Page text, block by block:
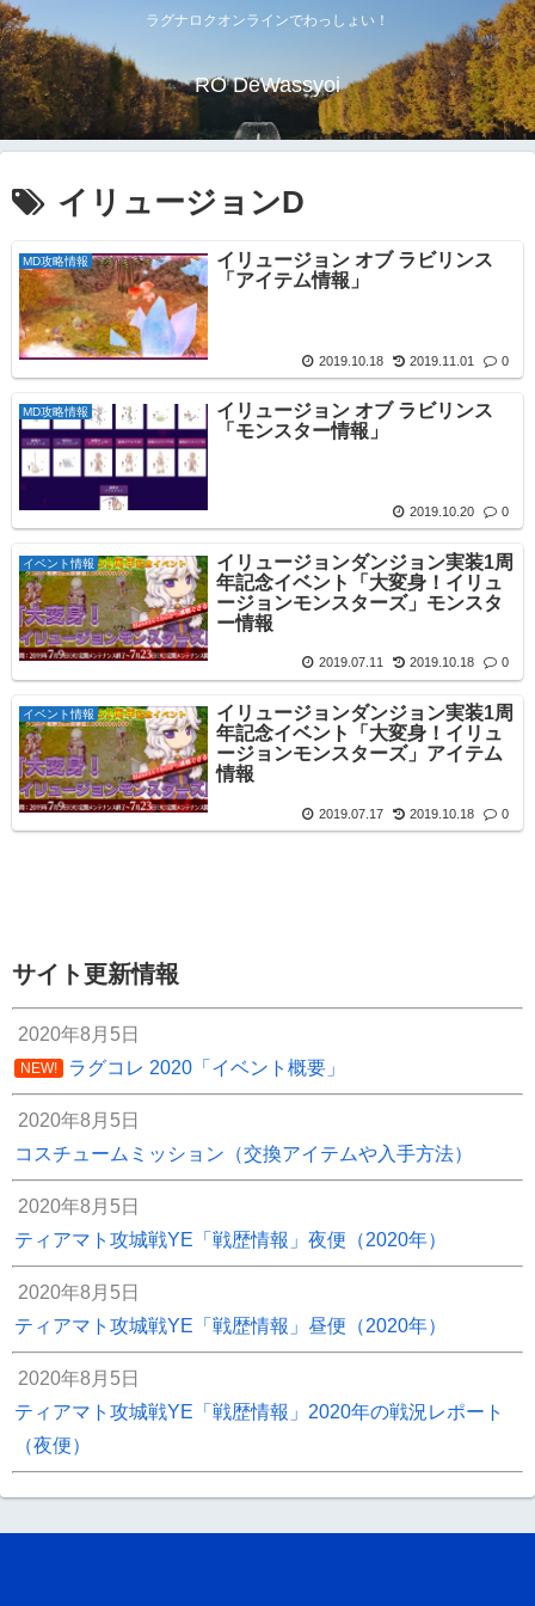
ラグナロクオンラインでわっしょい！
RO DeWassyoi
イリュージョンD
MD攻略情報
イリュージョン オブ ラビリンス
「アイテム情報」
2019.10.18 2019.11.01 0
MD攻略情報
イリュージョン オブ ラビリンス
「モンスター情報」
2019.10.20 0
イベント情報
イリュージョンダンジョン実装1周
年記念イベント「大変身！イリュ
ージョンモンスターズ」モンスタ
ー情報
2019.07.11 2019.10.18 0
イベント情報
イリュージョンダンジョン実装1周
年記念イベント「大変身！イリュ
ージョンモンスターズ」アイテム
情報
2019.07.17 2019.10.18 0
サイト更新情報
2020年8月5日
NEW! ラグコレ 2020「イベント概要」
2020年8月5日
コスチュームミッション（交換アイテムや入手方法）
2020年8月5日
ティアマト攻城戦YE「戦歴情報」夜便（2020年）
2020年8月5日
ティアマト攻城戦YE「戦歴情報」昼便（2020年）
2020年8月5日
ティアマト攻城戦YE「戦歴情報」2020年の戦況レポート
（夜便）